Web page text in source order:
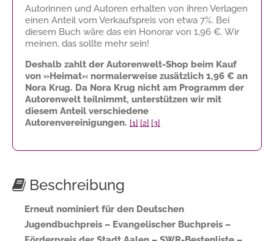
Autorinnen und Autoren erhalten von ihren Verlagen
einen Anteil vom Verkaufspreis von etwa 7%. Bei
diesem Buch wäre das ein Honorar von 1,96 €. Wir
meinen, das sollte mehr sein!
Deshalb zahlt der Autorenwelt-Shop beim Kauf
von »Heimat« normalerweise zusätzlich 1,96 € an
Nora Krug. Da Nora Krug nicht am Programm der
Autorenwelt teilnimmt, unterstützen wir mit
diesem Anteil verschiedene
Autorenvereinigungen. [1] [2] [3]
Beschreibung
Erneut nominiert für den Deutschen
Jugendbuchpreis – Evangelischer Buchpreis –